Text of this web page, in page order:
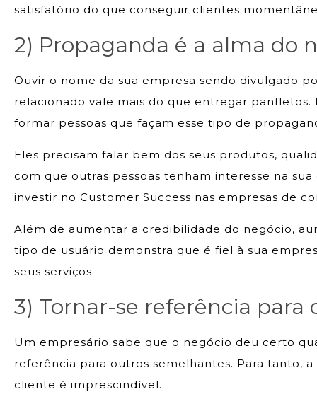
satisfatório do que conseguir clientes
2) Propaganda é a alma do
Ouvir o nome da sua empresa sendo divulgado
relacionado vale mais do que entregar panfletos.
formar pessoas que façam esse tipo de
Eles precisam falar bem dos seus produtos,
com que outras pessoas tenham interesse na
investir no Customer Success nas empresas de
Além de aumentar a credibilidade do negócio,
tipo de usuário demonstra que é fiel à sua
seus serviços.
3) Tornar-se referência para
Um empresário sabe que o negócio deu certo
referência para outros semelhantes. Para tanto,
cliente é imprescindível.